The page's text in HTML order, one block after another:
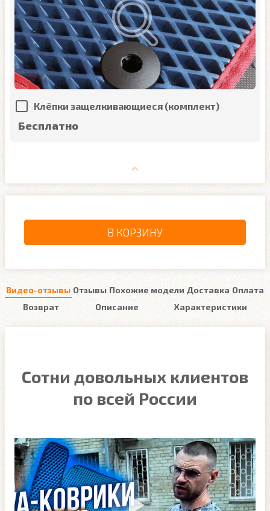
Клёпки защелкивающиеся (комплект)
Бесплатно
В КОРЗИНУ
Видео-отзывы Отзывы Похожие модели Доставка Оплата
Возврат
Описание Характеристики
Сотни довольных клиентов
по всей России